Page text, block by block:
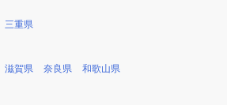
三重県
滋賀県 奈良県 和歌山県